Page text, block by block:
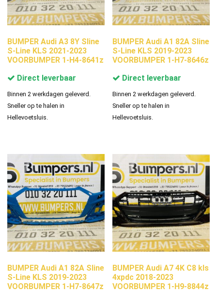
BUMPER Audi A3 8Y Sline
S-Line KLS 2021-2023
VOORBUMPER 1-H4-8641z
Direct leverbaar
Binnen 2 werkdagen geleverd.
Sneller op te halen in
Hellevoetsluis.
BUMPER Audi A1 82A Sline
S-Line KLS 2019-2023
VOORBUMPER 1-H7-8646z
Direct leverbaar
Binnen 2 werkdagen geleverd.
Sneller op te halen in
Hellevoetsluis.
BUMPER Audi A1 82A Sline
S-Line KLS 2019-2023
VOORBUMPER 1-H7-8647z
BUMPER Audi A7 4K C8 kls
4xpdc 2018-2023
VOORBUMPER 1-H9-8844z